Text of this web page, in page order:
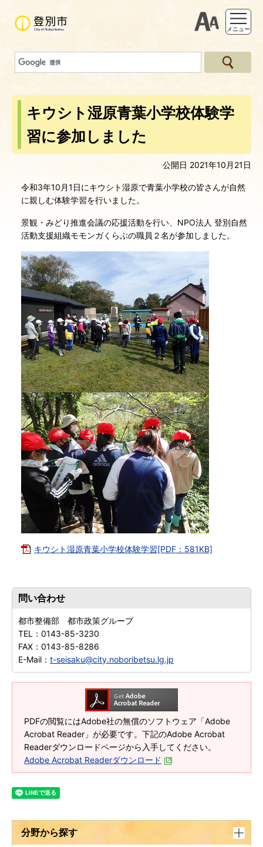
支援ツー
メニュー
キウシト湿原青葉小学校体験学
習に参加しました
公開日 2021年10月21日
令和3年10月1日にキウシト湿原で青葉小学校の皆さんが自然
に親しむ体験学習を行いました。
景観・みどり推進会議の応援活動を行い、NPO法人 登別自然
活動支援組織モモンガくらぶの職員２名が参加しました。
キウシト湿原青葉小学校体験学習[PDF：581KB]
問い合わせ
都市整備部 都市政策グループ
TEL： 0143-85-3230
FAX： 0143-85-8286
E-Mail： t-seisaku@city.noboribetsu.lg.jp
PDFの閲覧にはAdobe社の無償のソフトウェア「Adobe
Acrobat Reader」が必要です。下記のAdobe Acrobat
Readerダウンロードページから入手してください。
Adobe Acrobat Readerダウンロード
分野から探す